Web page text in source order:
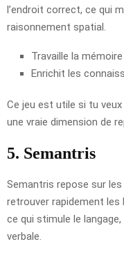
l’endroit correct, ce qui
raisonnement spatial.
Travaille la
Enrichit les
Ce jeu est utile si tu
une vraie dimension de
5. Semantris
Semantris repose sur
retrouver rapidement
ce qui stimule le
verbale.